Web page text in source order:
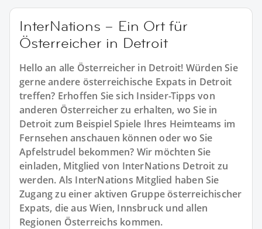
InterNations – Ein Ort für
Österreicher in Detroit
Hello an alle Österreicher in Detroit! Würden Sie
gerne andere österreichische Expats in Detroit
treffen? Erhoffen Sie sich Insider-Tipps von
anderen Österreicher zu erhalten, wo Sie in
Detroit zum Beispiel Spiele Ihres Heimteams im
Fernsehen anschauen können oder wo Sie
Apfelstrudel bekommen? Wir möchten Sie
einladen, Mitglied von InterNations Detroit zu
werden. Als InterNations Mitglied haben Sie
Zugang zu einer aktiven Gruppe österreichischer
Expats, die aus Wien, Innsbruck und allen
Regionen Österreichs kommen.